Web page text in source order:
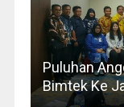
Puluhan
Bimtek Ke